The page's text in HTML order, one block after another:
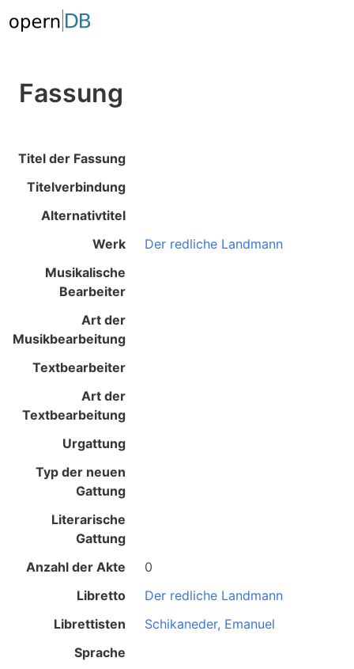
Fassung
Titel der Fassung
Titelverbindung
Alternativtitel
Werk
Der redliche Landmann
Musikalische
Bearbeiter
Art der
Musikbearbeitung
Textbearbeiter
Art der
Textbearbeitung
Urgattung
Typ der neuen
Gattung
Literarische
Gattung
Anzahl der Akte
0
Libretto
Der redliche Landmann
Librettisten
Schikaneder, Emanuel
Sprache